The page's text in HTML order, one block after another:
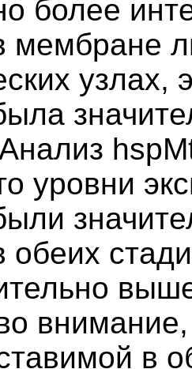
более
мембране
узлах,
уровни
обеих
в